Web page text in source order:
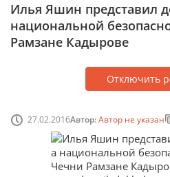
Илья Яшин представил
национальной
Рамзане Кадырове
Отключить
27.02.2016Автор:Автор не указан